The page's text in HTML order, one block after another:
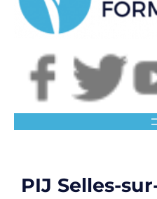
PIJ Selles-